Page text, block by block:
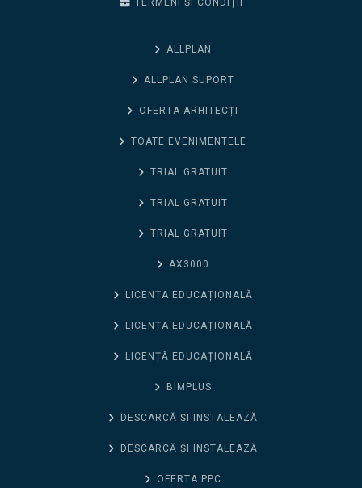
TERMENI ȘI CONDIȚII
ALLPLAN
ALLPLAN SUPORT
OFERTA ARHITECȚI
TOATE EVENIMENTELE
TRIAL GRATUIT
TRIAL GRATUIT
TRIAL GRATUIT
AX3000
LICENȚA EDUCAȚIONALĂ
LICENȚA EDUCAȚIONALĂ
LICENȚĂ EDUCAȚIONALĂ
BIMPLUS
DESCARCĂ ȘI INSTALEAZĂ
DESCARCĂ ȘI INSTALEAZĂ
OFERTA PPC